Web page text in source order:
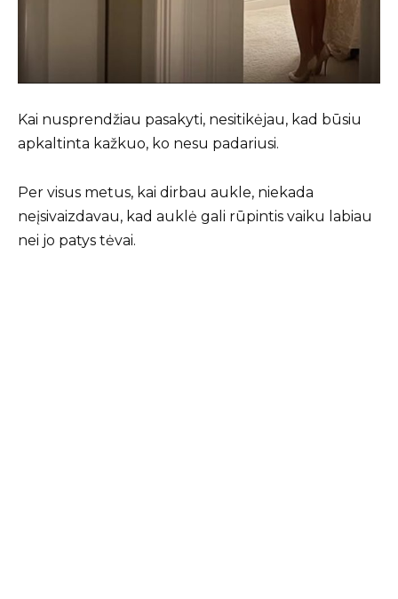
Kai nusprendžiau pasakyti, nesitikėjau, kad būsiu
apkaltinta kažkuo, ko nesu padariusi.
Per visus metus, kai dirbau aukle, niekada
neįsivaizdavau, kad auklė gali rūpintis vaiku labiau
nei jo patys tėvai.